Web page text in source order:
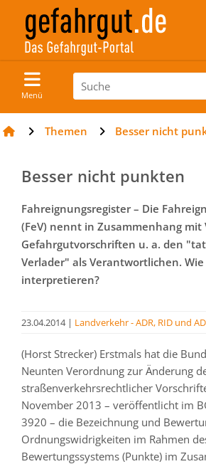
Menü
Themen Besser nicht
Besser nicht punkten
Fahreignungsregister – Die
(FeV) nennt in Zusammenhang mit
Gefahrgutvorschriften u. a. den
Verlader" als Verantwortlichen. Wie
interpretieren?
23.04.2014| Landverkehr - ADR, RID und
(Horst Strecker) Erstmals hat die
Neunten Verordnung zur Änderung
straßenverkehrsrechtlicher
November 2013 – veröffentlicht im
3920 – die Bezeichnung und
Ordnungswidrigkeiten im Rahmen
Bewertungssystems (Punkte) im